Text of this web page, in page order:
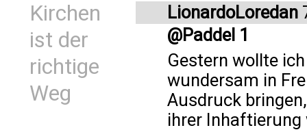
Kirchen
ist der
richtige
Weg
LionardoLoredan
@Paddel 1
Gestern wollte
wundersam in
Ausdruck
ihrer